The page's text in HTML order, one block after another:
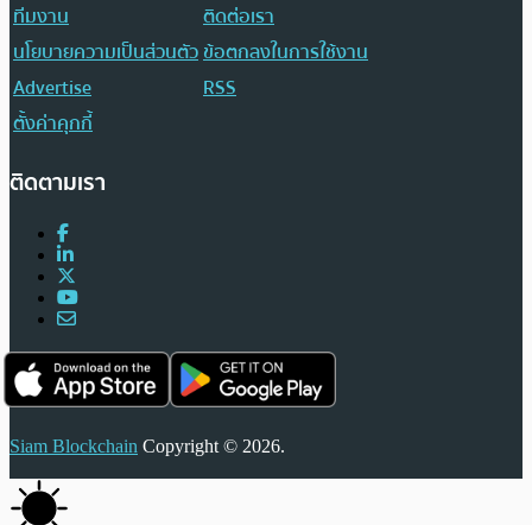
ทีมงาน
ติดต่อเรา
นโยบายความเป็นส่วนตัวข้อตกลงในการใช้งาน
Advertise
RSS
ตั้งค่าคุกกี้
ติดตามเรา
Siam Blockchain Copyright © 2026.